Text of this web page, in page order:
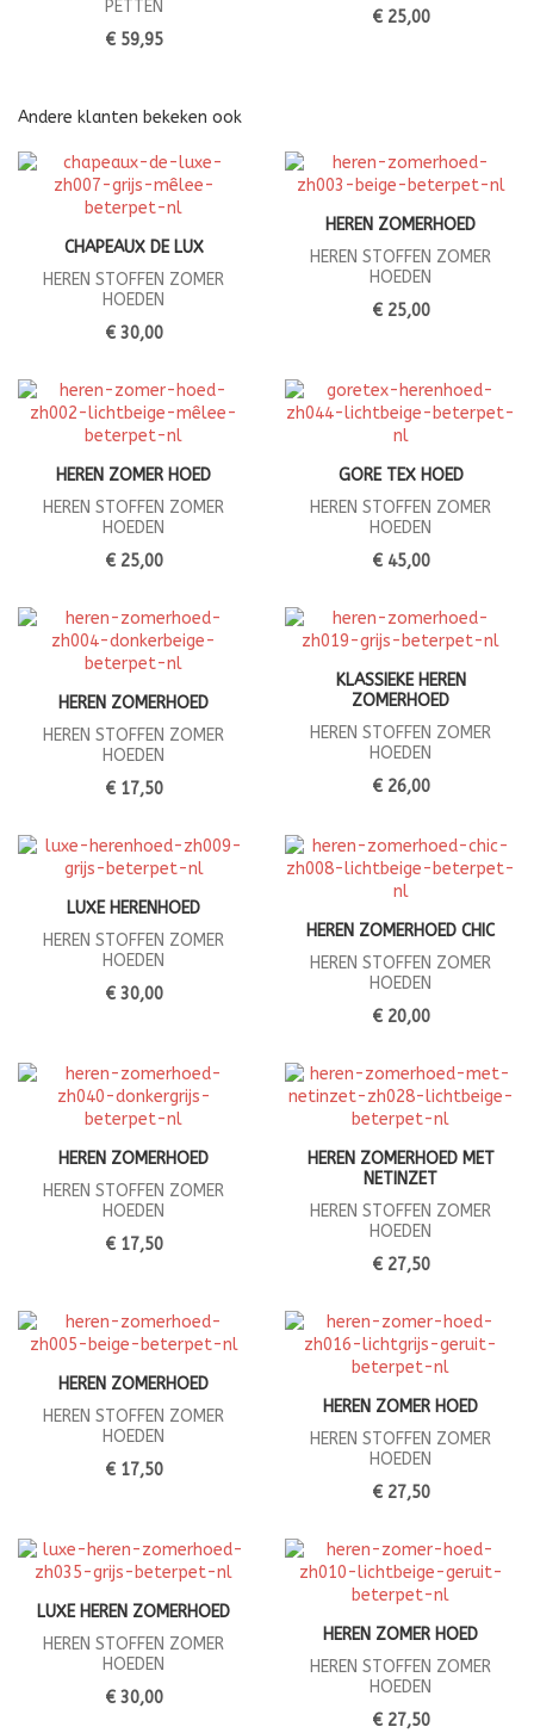
PETTEN
€ 59,95
€ 25,00
Andere klanten bekeken ook
CHAPEAUX DE LUX
HEREN STOFFEN ZOMER
HOEDEN
€ 30,00
HEREN ZOMERHOED
HEREN STOFFEN ZOMER
HOEDEN
€ 25,00
HEREN ZOMER HOED
HEREN STOFFEN ZOMER
HOEDEN
€ 25,00
GORE TEX HOED
HEREN STOFFEN ZOMER
HOEDEN
€ 45,00
HEREN ZOMERHOED
HEREN STOFFEN ZOMER
HOEDEN
€ 17,50
KLASSIEKE HEREN
ZOMERHOED
HEREN STOFFEN ZOMER
HOEDEN
€ 26,00
LUXE HERENHOED
HEREN STOFFEN ZOMER
HOEDEN
€ 30,00
HEREN ZOMERHOED CHIC
HEREN STOFFEN ZOMER
HOEDEN
€ 20,00
HEREN ZOMERHOED
HEREN STOFFEN ZOMER
HOEDEN
€ 17,50
HEREN ZOMERHOED MET
NETINZET
HEREN STOFFEN ZOMER
HOEDEN
€ 27,50
HEREN ZOMERHOED
HEREN STOFFEN ZOMER
HOEDEN
€ 17,50
HEREN ZOMER HOED
HEREN STOFFEN ZOMER
HOEDEN
€ 27,50
LUXE HEREN ZOMERHOED
HEREN STOFFEN ZOMER
HOEDEN
€ 30,00
HEREN ZOMER HOED
HEREN STOFFEN ZOMER
HOEDEN
€ 27,50